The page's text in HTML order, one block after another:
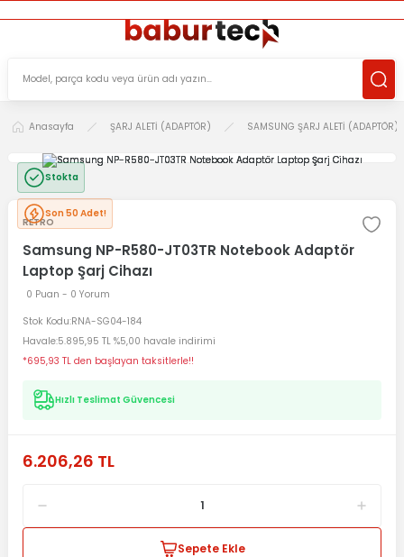
Anasayfa ŞARJ ALETİ (ADAPTÖR) SAMSUNG ŞARJ ALETİ (ADAPTÖR)
Stokta
Son 50 Adet!
RETRO
Samsung NP-R580-JT03TR Notebook Adaptör
Laptop Şarj Cihazı
0 Puan - 0 Yorum
Stok Kodu RNA-SG04-184
Havale 5.895,95 TL %5,00 havale indirimi
*695,93 TL den başlayan taksitlerle!!
Hızlı Teslimat Güvencesi
6.206,26 TL
Sepete Ekle